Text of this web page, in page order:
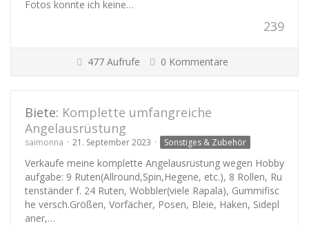
Fotos konnte ich keine…
239
477 Aufrufe 0 Kommentare
Biete: Komplette umfangreiche
Angelausrüstung
saimonna 21. September 2023 Sonstiges & Zubehör
Verkaufe meine komplette Angelausrüstung wegen Hobby
aufgabe: 9 Ruten(Allround,Spin,Hegene, etc.), 8 Rollen, Ru
tenständer f. 24 Ruten, Wobbler(viele Rapala), Gummifisc
he versch.Größen, Vorfächer, Posen, Bleie, Haken, Sidepl
aner,…